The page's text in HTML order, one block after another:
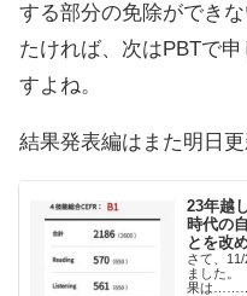
する部分の免除ができ
たければ、次はPBTで
すよね。
結果発表編はまた明日更
23年越
時代の
とを改
さて、
ました。
果は………